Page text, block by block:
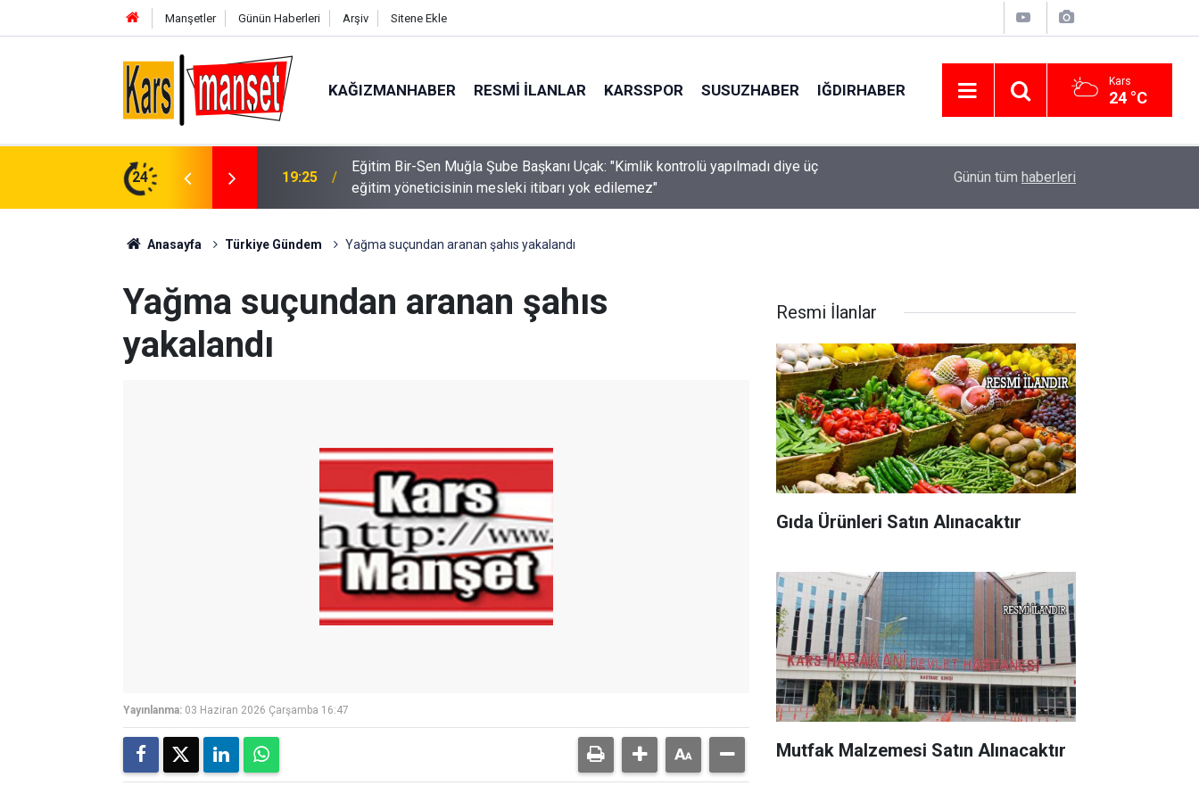
Manşetler Günün Haberleri Arşiv Sitene Ekle
KAĞIZMANHABER RESMI İLANLAR KARSSPOR SUSUZHABER IĞDIRHABER Kars
24 °C
24
Eğitim Bir-Sen Muğla Şube Başkanı Uçak: "Kimlik kontrolü yapılmadı diye üç
eğitim yöneticisinin mesleki itibarı yok edilemez"
19:25 Seyir halindeki tırın dorsesi alev alev yandı, faciayı sürücülerin dikkati önledi Sulama kanalına giren genç hayatını kaybetti
Günün tüm haberleri
Anasayfa Türkiye Gündem Yağma suçundan aranan şahıs yakalandı
Yağma suçundan aranan şahıs
yakalandı
Yayınlanma: 03 Haziran 2026 Çarşamba 16:47
Resmi İlanlar
Gıda Ürünleri Satın Alınacaktır
Mutfak Malzemesi Satın Alınacaktır